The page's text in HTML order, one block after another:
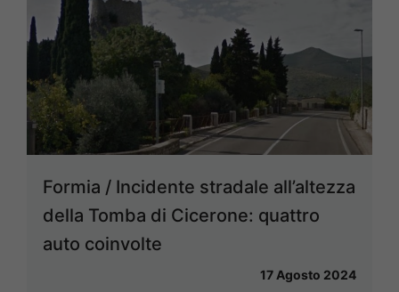
Formia / Incidente stradale all’altezza
della Tomba di Cicerone: quattro
auto coinvolte
17 Agosto 2024